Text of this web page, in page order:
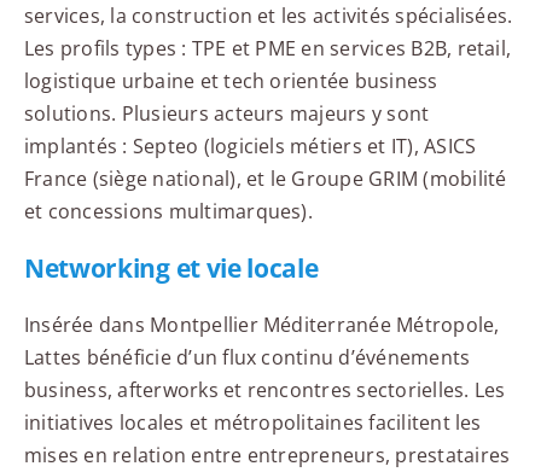
services, la construction et les activités spécialisées.
Les profils types : TPE et PME en services B2B, retail,
logistique urbaine et tech orientée business
solutions. Plusieurs acteurs majeurs y sont
implantés : Septeo (logiciels métiers et IT), ASICS
France (siège national), et le Groupe GRIM (mobilité
et concessions multimarques).
Networking et vie locale
Insérée dans Montpellier Méditerranée Métropole,
Lattes bénéficie d’un flux continu d’événements
business, afterworks et rencontres sectorielles. Les
initiatives locales et métropolitaines facilitent les
mises en relation entre entrepreneurs, prestataires